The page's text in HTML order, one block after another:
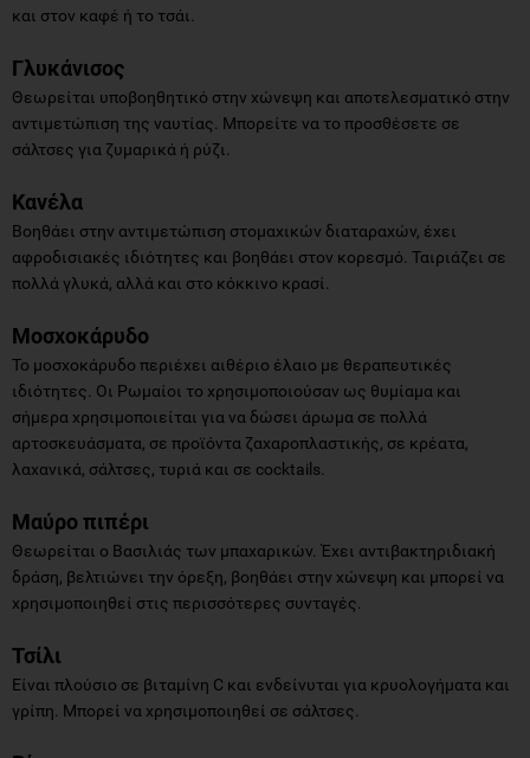
και στον καφέ ή το τσάι.
Γλυκάνισος
Θεωρείται υποβοηθητικό στην χώνεψη και αποτελεσματικό στην
αντιμετώπιση της ναυτίας. Μπορείτε να το προσθέσετε σε
σάλτσες για ζυμαρικά ή ρύζι.
Κανέλα
Βοηθάει στην αντιμετώπιση στομαχικών διαταραχών, έχει
αφροδισιακές ιδιότητες και βοηθάει στον κορεσμό. Ταιριάζει σε
πολλά γλυκά, αλλά και στο κόκκινο κρασί.
Μοσχοκάρυδο
Το μοσχοκάρυδο περιέχει αιθέριο έλαιο με θεραπευτικές
ιδιότητες. Οι Ρωμαίοι το χρησιμοποιούσαν ως θυμίαμα και
σήμερα χρησιμοποιείται για να δώσει άρωμα σε πολλά
αρτοσκευάσματα, σε προϊόντα ζαχαροπλαστικής, σε κρέατα,
λαχανικά, σάλτσες, τυριά και σε cocktails.
Μαύρο πιπέρι
Θεωρείται ο Βασιλιάς των μπαχαρικών. Έχει αντιβακτηριδιακή
δράση, βελτιώνει την όρεξη, βοηθάει στην χώνεψη και μπορεί να
χρησιμοποιηθεί στις περισσότερες συνταγές.
Τσίλι
Είναι πλούσιο σε βιταμίνη C και ενδείνυται για κρυολογήματα και
γρίπη. Μπορεί να χρησιμοποιηθεί σε σάλτσες.